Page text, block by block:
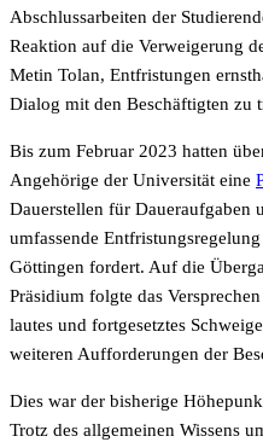
Abschlussarbeiten der
Reaktion auf die Verweigerung
Metin Tolan, Entfristungen
Dialog mit den Beschäftigten zu
Bis zum Februar 2023 hatten
Angehörige der Universität eine
Dauerstellen für Daueraufgaben
umfassende
Göttingen fordert. Auf die
Präsidium folgte das
lautes und fortgesetztes
weiteren Aufforderungen der
Dies war der bisherige
Trotz des allgemeinen Wissens